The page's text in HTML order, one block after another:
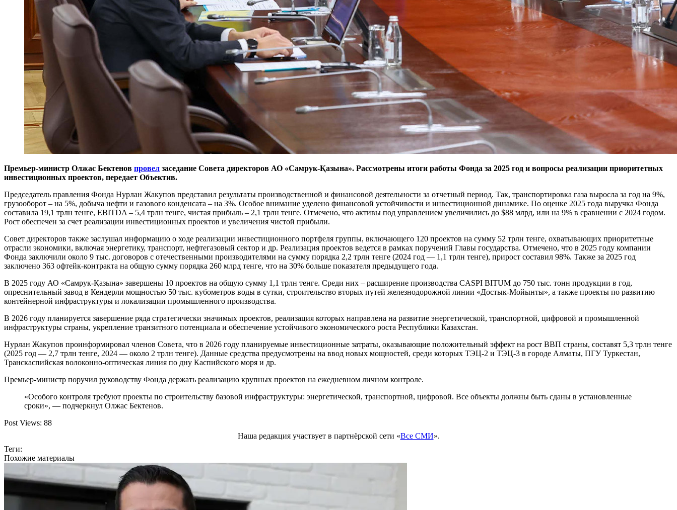
Премьер-министр Олжас Бектенов провел заседание Совета директоров АО «Самрук-Қазына». Рассмотрены итоги работы Фонда за 2025 год и вопросы реализации приоритетных
инвестиционных проектов, передает Объектив.
Председатель правления Фонда Нурлан Жакупов представил результаты производственной и финансовой деятельности за отчетный период. Так, транспортировка газа выросла за год на 9%,
грузооборот – на 5%, добыча нефти и газового конденсата – на 3%. Особое внимание уделено финансовой устойчивости и инвестиционной динамике. По оценке 2025 года выручка Фонда
составила 19,1 трлн тенге, EBITDA – 5,4 трлн тенге, чистая прибыль – 2,1 трлн тенге. Отмечено, что активы под управлением увеличились до $88 млрд, или на 9% в сравнении с 2024 годом.
Рост обеспечен за счет реализации инвестиционных проектов и увеличения чистой прибыли.
Совет директоров также заслушал информацию о ходе реализации инвестиционного портфеля группы, включающего 120 проектов на сумму 52 трлн тенге, охватывающих приоритетные
отрасли экономики, включая энергетику, транспорт, нефтегазовый сектор и др. Реализация проектов ведется в рамках поручений Главы государства. Отмечено, что в 2025 году компании
Фонда заключили около 9 тыс. договоров с отечественными производителями на сумму порядка 2,2 трлн тенге (2024 год — 1,1 трлн тенге), прирост составил 98%. Также за 2025 год
заключено 363 офтейк-контракта на общую сумму порядка 260 млрд тенге, что на 30% больше показателя предыдущего года.
В 2025 году АО «Самрук-Қазына» завершены 10 проектов на общую сумму 1,1 трлн тенге. Среди них – расширение производства CASPI BITUM до 750 тыс. тонн продукции в год,
опреснительный завод в Кендерли мощностью 50 тыс. кубометров воды в сутки, строительство вторых путей железнодорожной линии «Достык-Мойынты», а также проекты по развитию
контейнерной инфраструктуры и локализации промышленного производства.
В 2026 году планируется завершение ряда стратегически значимых проектов, реализация которых направлена на развитие энергетической, транспортной, цифровой и промышленной
инфраструктуры страны, укрепление транзитного потенциала и обеспечение устойчивого экономического роста Республики Казахстан.
Нурлан Жакупов проинформировал членов Совета, что в 2026 году планируемые инвестиционные затраты, оказывающие положительный эффект на рост ВВП страны, составят 5,3 трлн тенге
(2025 год — 2,7 трлн тенге, 2024 — около 2 трлн тенге). Данные средства предусмотрены на ввод новых мощностей, среди которых ТЭЦ-2 и ТЭЦ-3 в городе Алматы, ПГУ Туркестан,
Транскаспийская волоконно-оптическая линия по дну Каспийского моря и др.
Премьер-министр поручил руководству Фонда держать реализацию крупных проектов на ежедневном личном контроле.
«Особого контроля требуют проекты по строительству базовой инфраструктуры: энергетической, транспортной, цифровой. Все объекты должны быть сданы в установленные
сроки», — подчеркнул Олжас Бектенов.
Post Views: 88
Наша редакция участвует в партнёрской сети «Все СМИ».
Теги:
Похожие материалы